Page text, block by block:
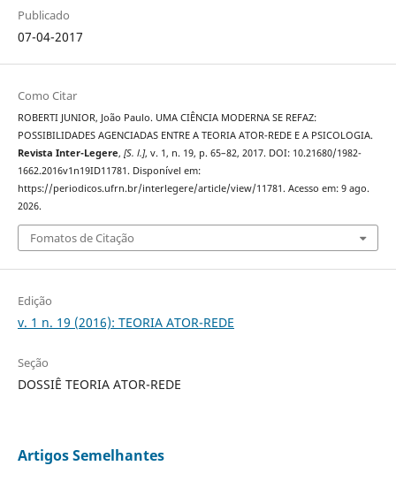
Publicado
07-04-2017
Como Citar
ROBERTI JUNIOR, João Paulo. UMA CIÊNCIA MODERNA SE REFAZ:
POSSIBILIDADES AGENCIADAS ENTRE A TEORIA ATOR-REDE E A PSICOLOGIA.
Revista Inter-Legere, [S. l.], v. 1, n. 19, p. 65–82, 2017. DOI: 10.21680/1982-
1662.2016v1n19ID11781. Disponível em:
https://periodicos.ufrn.br/interlegere/article/view/11781. Acesso em: 9 ago.
2026.
Fomatos de Citação
Edição
v. 1 n. 19 (2016): TEORIA ATOR-REDE
Seção
DOSSIÊ TEORIA ATOR-REDE
Artigos Semelhantes